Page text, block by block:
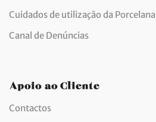
Cuidados de utilização da Porcelana
Canal de Denúncias
Apoio ao Cliente
Contactos